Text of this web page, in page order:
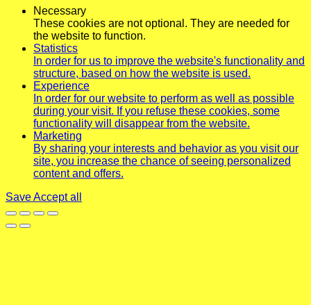
Necessary
These cookies are not optional. They are needed for
the website to function.
Statistics
In order for us to improve the website's functionality and
structure, based on how the website is used.
Experience
In order for our website to perform as well as possible
during your visit. If you refuse these cookies, some
functionality will disappear from the website.
Marketing
By sharing your interests and behavior as you visit our
site, you increase the chance of seeing personalized
content and offers.
SaveAccept all